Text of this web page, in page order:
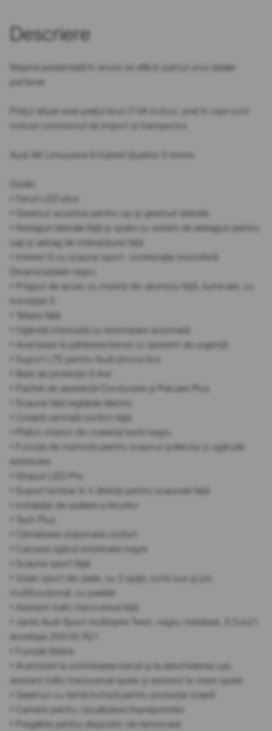
Descriere
Mașina prezentată în anunț se află în parcul unui dealer
partener.
Prețul afișat este prețul brut (TVA inclus), preț în care sunt
incluse comisionul de import și transportul.
Audi A6 Limousine E-hybrid Quattro S-tronic
Dotări:
• Faruri LED plus
• Geamuri acustice pentru uși și geamuri laterale
• Airbaguri laterale față și spate cu sistem de airbaguri pentru
cap și airbag de interacțiune față
• Interior S cu scaune sport, combinație microfibră
Dinamica/piele negru
• Praguri de acces cu inserții din aluminiu față, iluminate, cu
inscripție S
• Tetiere față
• Oglindă interioară cu estompare automată
• Avertizare la părăsirea benzii cu asistent de urgență
• Suport LTE pentru Audi phone box
• Bare de protecție S line
• Pachet de asistență Conducere și Parcare Plus
• Scaune față reglabile electric
• Cotieră centrală confort față
• Plafon interior din material textil negru
• Funcție de memorie pentru scaunul șoferului și oglinzile
exterioare
• Stopuri LED Pro
• Suport lombar în 4 direcții pentru scaunele față
• Instalație de spălare a farurilor
• Tech Plus
• Climatizare staționară confort
• Carcase oglinzi exterioare negre
• Scaune sport față
• Volan sport din piele, cu 3 spițe, turtit sus și jos,
multifuncțional, cu padele
• Asistent trafic transversal față
• Jante Audi Sport multispite Twist, negru metalizat, 8,5Jx21,
anvelope 255/35 R21
• Funcție Matrix
• Avertizare la schimbarea benzii și la deschiderea ușii,
asistent trafic transversal spate și asistent la virare spate
• Geamuri cu tentă închisă pentru protecție solară
• Camere pentru vizualizarea împrejurimilor
• Pregătire pentru dispozitiv de remorcare